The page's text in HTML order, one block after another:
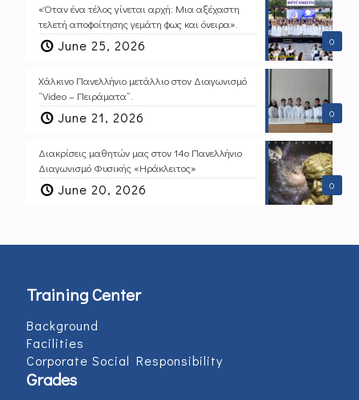
0
«Όταν ένα τέλος γίνεται αρχή: Μια αξέχαστη
τελετή αποφοίτησης γεμάτη φως και όνειρα».
June 25, 2026
0
Χάλκινο Πανελλήνιο μετάλλιο στον Διαγωνισμό
“Video – Πειράματα”.
June 21, 2026
0
Διακρίσεις μαθητών μας στον 14ο Πανελλήνιο
Διαγωνισμό Φυσικής «Ηράκλειτος»
June 20, 2026
Training Center
Background
Facilities
Corporate Social Responsibility
Grades